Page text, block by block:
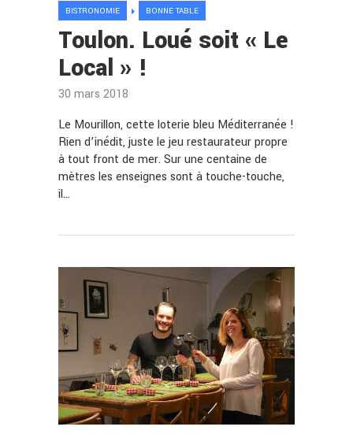
BISTRONOMIE BONNE TABLE
Toulon. Loué soit « Le
Local » !
30 mars 2018
Le Mourillon, cette loterie bleu Méditerranée !
Rien d’inédit, juste le jeu restaurateur propre
à tout front de mer. Sur une centaine de
mètres les enseignes sont à touche-touche,
il…